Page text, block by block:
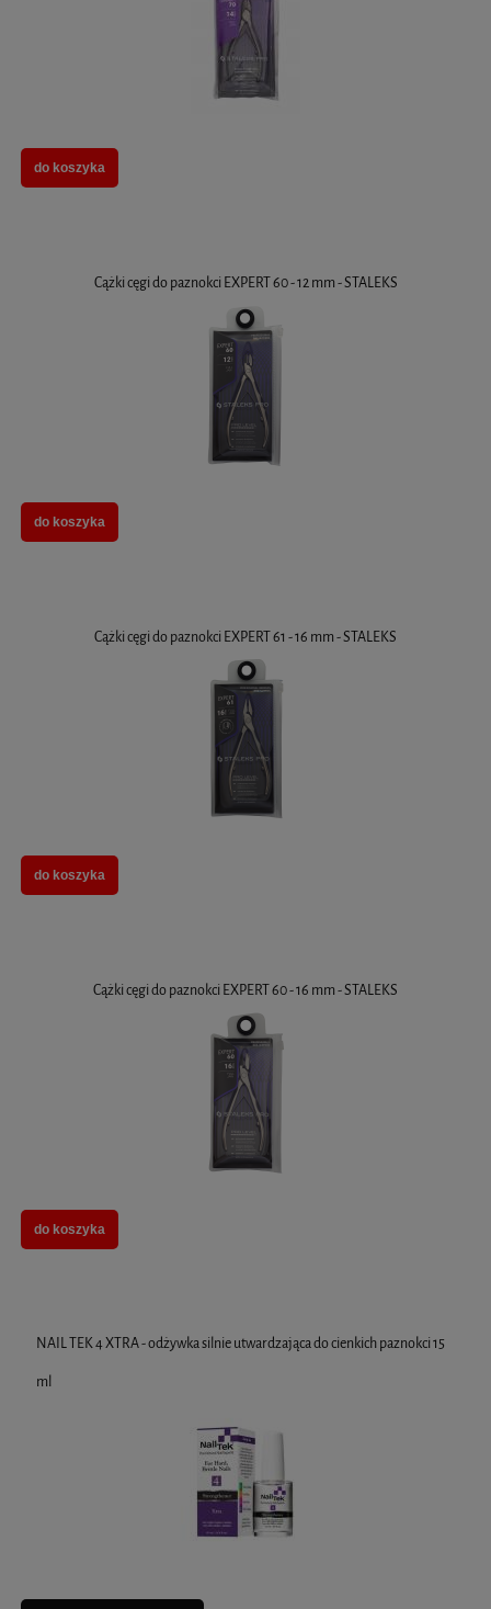
do koszyka
Cążki cęgi do paznokci EXPERT 60 - 12 mm - STALEKS
do koszyka
Cążki cęgi do paznokci EXPERT 61 - 16 mm - STALEKS
do koszyka
Cążki cęgi do paznokci EXPERT 60 - 16 mm - STALEKS
do koszyka
NAIL TEK 4 XTRA - odżywka silnie utwardzająca do cienkich paznokci 15
ml